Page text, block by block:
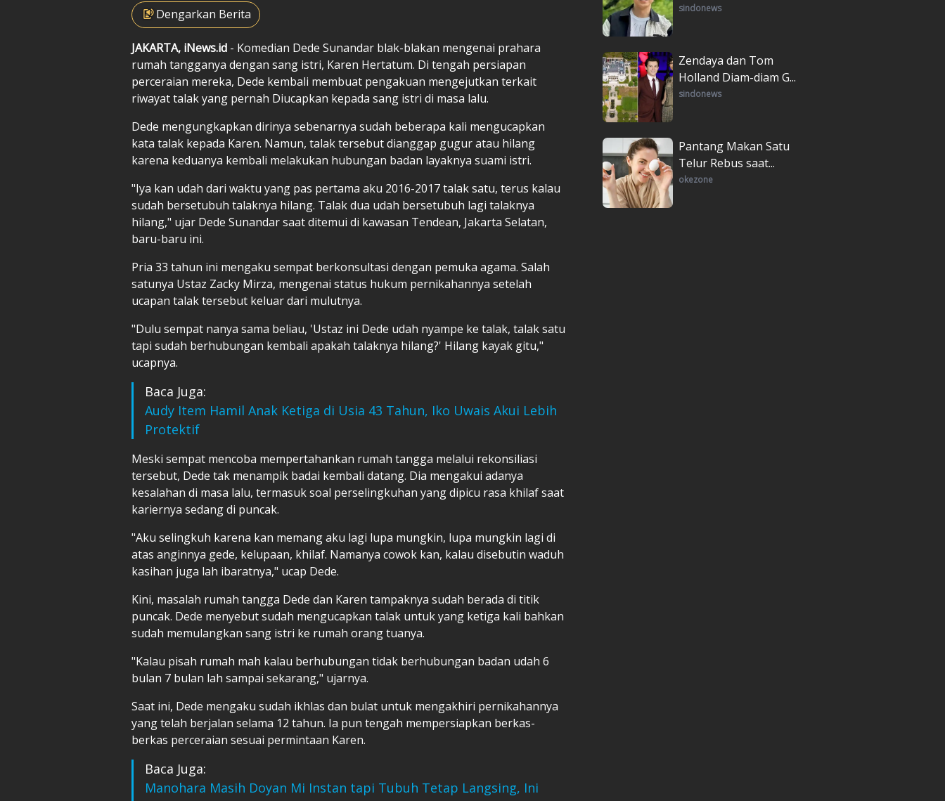
Dengarkan Berita
JAKARTA, iNews.id - Komedian Dede Sunandar blak-blakan mengenai prahara
rumah tangganya dengan sang istri, Karen Hertatum. Di tengah persiapan
perceraian mereka, Dede kembali membuat pengakuan mengejutkan terkait
riwayat talak yang pernah Diucapkan kepada sang istri di masa lalu.
Dede mengungkapkan dirinya sebenarnya sudah beberapa kali mengucapkan
kata talak kepada Karen. Namun, talak tersebut dianggap gugur atau hilang
karena keduanya kembali melakukan hubungan badan layaknya suami istri.
"Iya kan udah dari waktu yang pas pertama aku 2016-2017 talak satu, terus kalau
sudah bersetubuh talaknya hilang. Talak dua udah bersetubuh lagi talaknya
hilang," ujar Dede Sunandar saat ditemui di kawasan Tendean, Jakarta Selatan,
baru-baru ini.
Pria 33 tahun ini mengaku sempat berkonsultasi dengan pemuka agama. Salah
satunya Ustaz Zacky Mirza, mengenai status hukum pernikahannya setelah
ucapan talak tersebut keluar dari mulutnya.
"Dulu sempat nanya sama beliau, 'Ustaz ini Dede udah nyampe ke talak, talak satu
tapi sudah berhubungan kembali apakah talaknya hilang?' Hilang kayak gitu,"
ucapnya.
Baca Juga:
Audy Item Hamil Anak Ketiga di Usia 43 Tahun, Iko Uwais Akui Lebih
Protektif
Meski sempat mencoba mempertahankan rumah tangga melalui rekonsiliasi
tersebut, Dede tak menampik badai kembali datang. Dia mengakui adanya
kesalahan di masa lalu, termasuk soal perselingkuhan yang dipicu rasa khilaf saat
kariernya sedang di puncak.
"Aku selingkuh karena kan memang aku lagi lupa mungkin, lupa mungkin lagi di
atas anginnya gede, kelupaan, khilaf. Namanya cowok kan, kalau disebutin waduh
kasihan juga lah ibaratnya," ucap Dede.
Kini, masalah rumah tangga Dede dan Karen tampaknya sudah berada di titik
puncak. Dede menyebut sudah mengucapkan talak untuk yang ketiga kali bahkan
sudah memulangkan sang istri ke rumah orang tuanya.
"Kalau pisah rumah mah kalau berhubungan tidak berhubungan badan udah 6
bulan 7 bulan lah sampai sekarang," ujarnya.
Saat ini, Dede mengaku sudah ikhlas dan bulat untuk mengakhiri pernikahannya
yang telah berjalan selama 12 tahun. Ia pun tengah mempersiapkan berkas-
berkas perceraian sesuai permintaan Karen.
Baca Juga:
Manohara Masih Doyan Mi Instan tapi Tubuh Tetap Langsing, Ini
sindonews
Zendaya dan Tom
Holland Diam-diam G...
sindonews
Pantang Makan Satu
Telur Rebus saat...
okezone